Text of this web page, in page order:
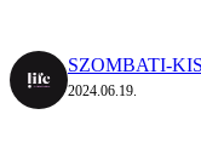
SZOMBATI-
2024.06.19.